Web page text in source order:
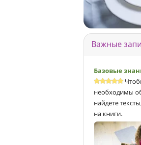
Важные
Базовые
необходимы
найдете
на книги.